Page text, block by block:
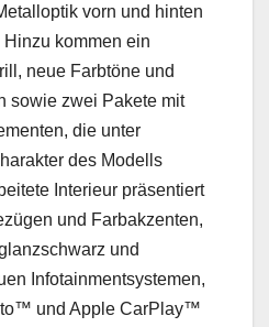
vorn und hinten
Hinzu kommen ein
neue Farbtöne und
sowie zwei Pakete mit
die unter
des Modells
Interieur präsentiert
und Farbakzenten,
und
Infotainmentsystemen,
und Apple CarPlay™